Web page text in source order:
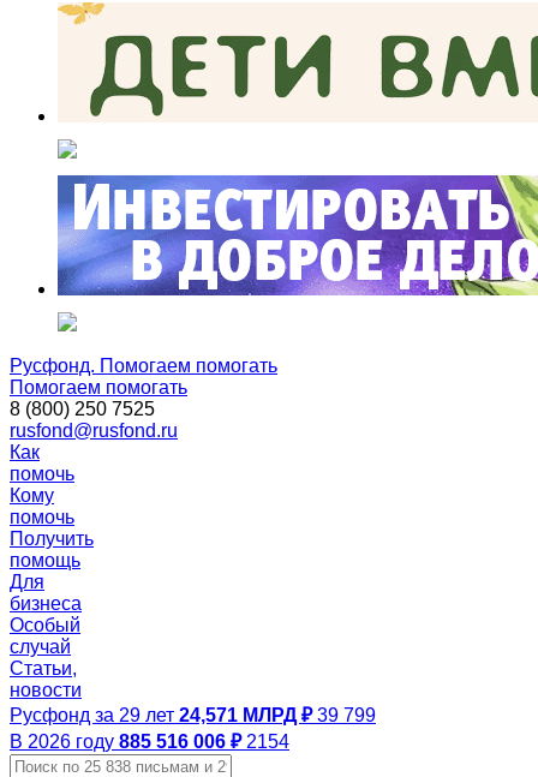
Русфонд. Помогаем помогать
Помогаем помогать
8 (800) 250 7525
rusfond@rusfond.ru
Как
помочь
Кому
помочь
Получить
помощь
Для
бизнеса
Особый
случай
Статьи,
новости
Русфонд за 29 лет 24,571 МЛРД ₽ 39 799
В 2026 году 885 516 006 ₽ 2154